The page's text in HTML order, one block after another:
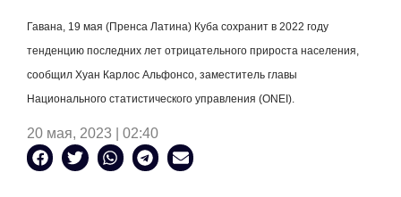
Гавана, 19 мая (Пренса Латина) Куба сохранит в 2022 году
тенденцию последних лет отрицательного прироста населения,
сообщил Хуан Карлос Альфонсо, заместитель главы
Национального статистического управления (ONEI).
20 мая, 2023 | 02:40